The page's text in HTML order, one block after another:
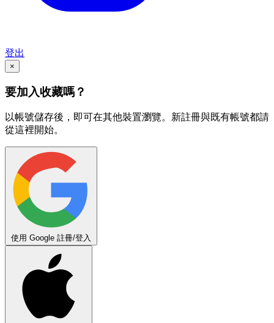
登出
×
要加入收藏嗎？
以帳號儲存後，即可在其他裝置瀏覽。新註冊與既有帳號都請
從這裡開始。
使用 Google 註冊/登入